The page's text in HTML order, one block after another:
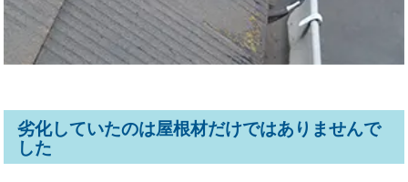
劣化していたのは屋根材だけではありませんで
した